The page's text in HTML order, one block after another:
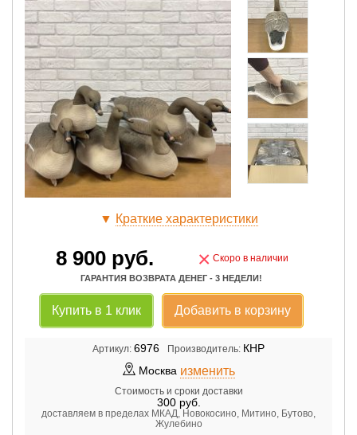
▼ Краткие характеристики
8 900руб. × Скоро в наличии
ГАРАНТИЯ ВОЗВРАТА ДЕНЕГ - 3 НЕДЕЛИ!
Купить в 1 клик Добавить в корзину
Артикул: 6976 Производитель: КНР
Москва изменить
Стоимость и сроки доставки
300руб.
доставляем в пределах МКАД, Новокосино, Митино, Бутово,
Жулебино